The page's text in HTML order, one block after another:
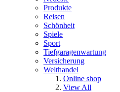
Produkte
Reisen
Schönheit
Spiele
Sport
Tiefgaragenwartung
Versicherung
Welthandel
Online shop
View All